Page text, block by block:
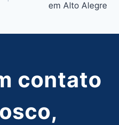
em Alto Alegre
contato